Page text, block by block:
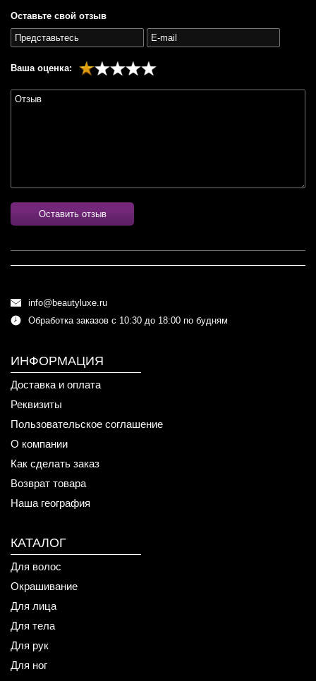
Оставьте свой отзыв
Ваша оценка:
Оставить отзыв
info@beautyluxe.ru
Обработка заказов с 10:30 до 18:00 по будням
ИНФОРМАЦИЯ
Доставка и оплата
Реквизиты
Пользовательское соглашение
О компании
Как сделать заказ
Возврат товара
Наша география
КАТАЛОГ
Для волос
Окрашивание
Для лица
Для тела
Для рук
Для ног